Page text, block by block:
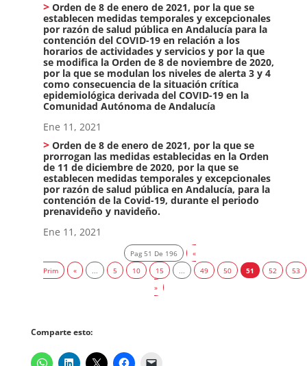
Orden de 8 de enero de 2021, por la que se
establecen medidas temporales y excepcionales
por razón de salud pública en Andalucía para la
contención del COVID-19 en relación a los
horarios de actividades y servicios y por la que
se modifica la Orden de 8 de noviembre de 2020,
por la que se modulan los niveles de alerta 3 y 4
como consecuencia de la situación crítica
epidemiológica derivada del COVID-19 en la
Comunidad Autónoma de Andalucía
Ene 11, 2021
Orden de 8 de enero de 2021, por la que se
prorrogan las medidas establecidas en la Orden
de 11 de diciembre de 2020, por la que se
establecen medidas temporales y excepcionales
por razón de salud pública en Andalucía, para la
contención de la Covid-19, durante el periodo
prenavideño y navideño.
Ene 11, 2021
Pag 51 De 196
«
Prim
« ... 5 10 15 ... 49 50 51 52
53
»
Comparte esto: